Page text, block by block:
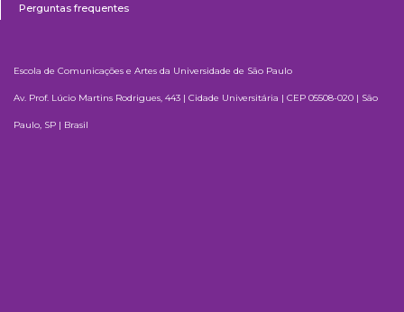
Perguntas frequentes
Escola de Comunicações e Artes da Universidade de São Paulo
Av. Prof. Lúcio Martins Rodrigues, 443 | Cidade Universitária | CEP 05508-020 | São
Paulo, SP | Brasil